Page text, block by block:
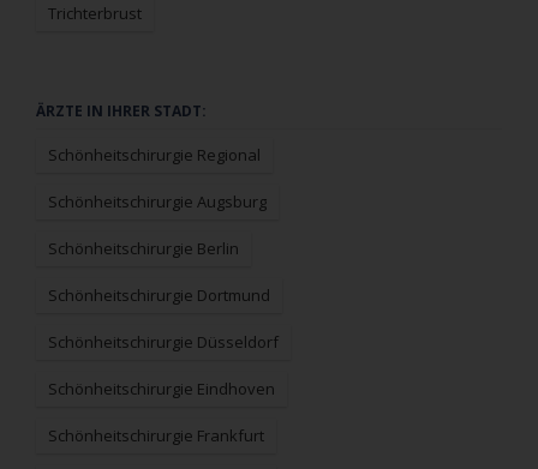
Trichterbrust
Navigation
ÄRZTE IN IHRER STADT:
Schönheitschirurgie Regional
Schönheitschirurgie Augsburg
Schönheitschirurgie Berlin
Schönheitschirurgie Dortmund
Schönheitschirurgie Düsseldorf
Schönheitschirurgie Eindhoven
Schönheitschirurgie Frankfurt